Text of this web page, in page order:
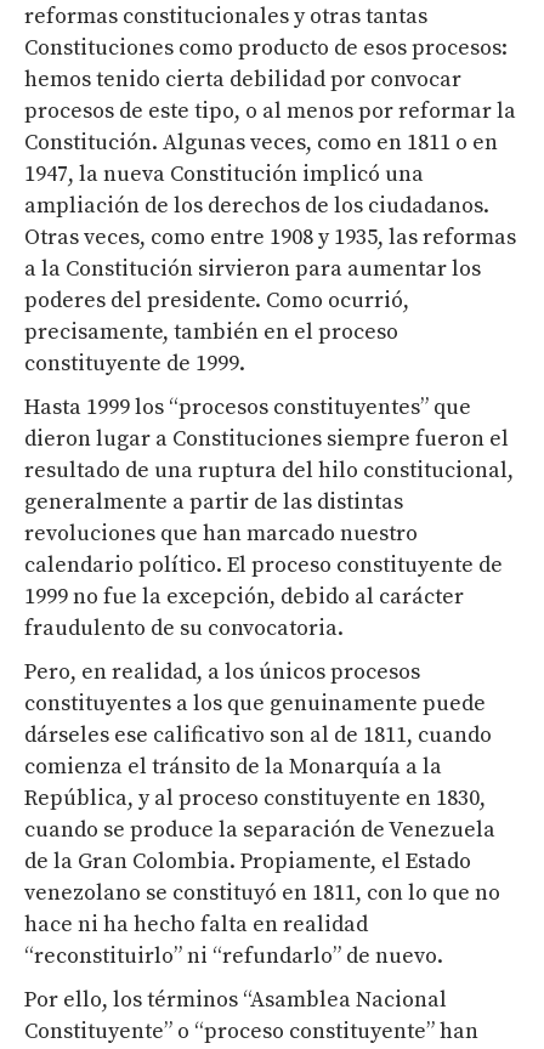
reformas constitucionales y otras tantas
Constituciones como producto de esos procesos:
hemos tenido cierta debilidad por convocar
procesos de este tipo, o al menos por reformar la
Constitución. Algunas veces, como en 1811 o en
1947, la nueva Constitución implicó una
ampliación de los derechos de los ciudadanos.
Otras veces, como entre 1908 y 1935, las reformas
a la Constitución sirvieron para aumentar los
poderes del presidente. Como ocurrió,
precisamente, también en el proceso
constituyente de 1999.
Hasta 1999 los “procesos constituyentes” que
dieron lugar a Constituciones siempre fueron el
resultado de una ruptura del hilo constitucional,
generalmente a partir de las distintas
revoluciones que han marcado nuestro
calendario político. El proceso constituyente de
1999 no fue la excepción, debido al carácter
fraudulento de su convocatoria.
Pero, en realidad, a los únicos procesos
constituyentes a los que genuinamente puede
dárseles ese calificativo son al de 1811, cuando
comienza el tránsito de la Monarquía a la
República, y al proceso constituyente en 1830,
cuando se produce la separación de Venezuela
de la Gran Colombia. Propiamente, el Estado
venezolano se constituyó en 1811, con lo que no
hace ni ha hecho falta en realidad
“reconstituirlo” ni “refundarlo” de nuevo.
Por ello, los términos “Asamblea Nacional
Constituyente” o “proceso constituyente” han